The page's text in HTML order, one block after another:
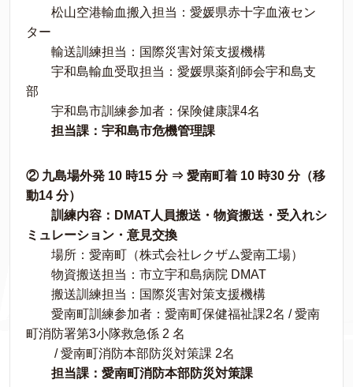
松山空港輸血搬入担当：愛媛県赤十字血液セン
ター
輸送訓練担当：国際災害対策支援機構
宇和島輸血受取担当：愛媛県薬剤師会宇和島支
部
宇和島市訓練参加者：保険健康課4名
担当課：宇和島市危機管理課
② 九島場外発 10 時15 分 ⇒ 愛南町着 10 時30 分（移
動14 分）
訓練内容：DMAT人員搬送・物資搬送・受入れシ
ミュレーション・意見交換
場所：愛南町（株式会社レクザム愛南工場）
物資搬送担当：市立宇和島病院 DMAT
搬送訓練担当：国際災害対策支援機構
愛南町訓練参加者：愛南町保健福祉課2名 / 愛南
町消防署第3小隊救急係 2 名
/ 愛南町消防本部防災対策課 2名
担当課：愛南町消防本部防災対策課